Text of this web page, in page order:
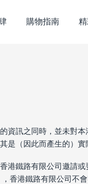
購物指南
資訊之同時，並未對
是（因此而產生的）
港鐵路有限公司邀請
香港鐵路有限公司不